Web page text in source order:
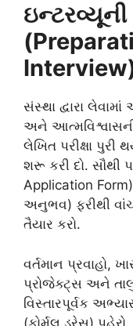
ઇન્ટરવ્યૂની
સંસ્થા દ્વારા
અને
લેખિત પરીક્ષા પુરી
શરૂ કરી દો. સૌથી
Application
અનુભવ) ફરીથી
તૈયાર કરો.
વર્તમાન પ્રવાહો,
પ્રોજેક્ટ્સ અને
વિસ્તારપૂર્વક
(ફોર્મલ ડ્રેસ)